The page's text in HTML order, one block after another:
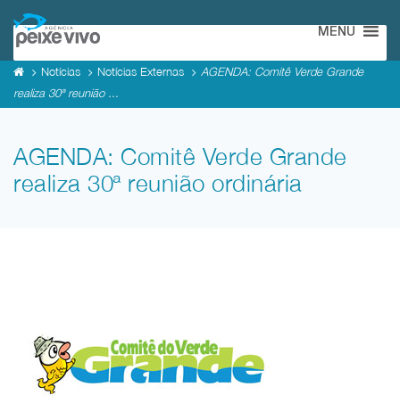
MENU
Notícias Notícias Externas
AGENDA: Comitê Verde Grande
realiza 30ª reunião ...
AGENDA: Comitê Verde Grande
realiza 30ª reunião ordinária